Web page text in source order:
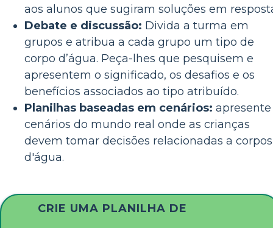
aos alunos que sugiram soluções em
Debate e discussão: Divida a turma em
grupos e atribua a cada grupo um tipo de
corpo d’água. Peça-lhes que pesquisem e
apresentem o significado, os desafios e os
benefícios associados ao tipo atribuído.
Planilhas baseadas em cenários: apresente
cenários do mundo real onde as crianças
devem tomar decisões relacionadas a corpos
d'água.
CRIE UMA PLANILHA DE